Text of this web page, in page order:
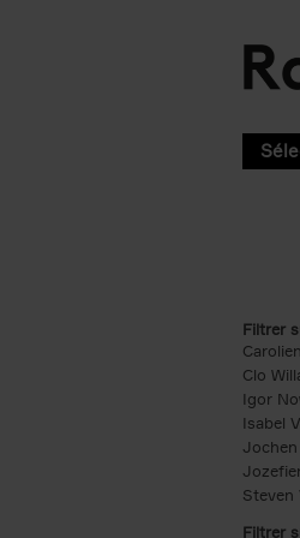
Filtrer
Clo
Igor
Isabel
Jochen
Steven
Filtrer